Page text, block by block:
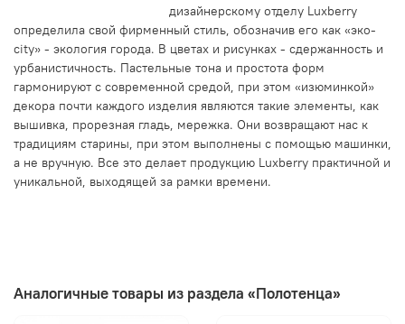
дизайнерскому отделу Luxberry
определила свой фирменный стиль, обозначив его как «эко-
city» - экология города. В цветах и рисунках - сдержанность и
урбанистичность. Пастельные тона и простота форм
гармонируют с современной средой, при этом «изюминкой»
декора почти каждого изделия являются такие элементы, как
вышивка, прорезная гладь, мережка. Они возвращают нас к
традициям старины, при этом выполнены с помощью машинки,
а не вручную. Все это делает продукцию Luxberry практичной и
уникальной, выходящей за рамки времени.
Аналогичные товары из раздела «Полотенца»